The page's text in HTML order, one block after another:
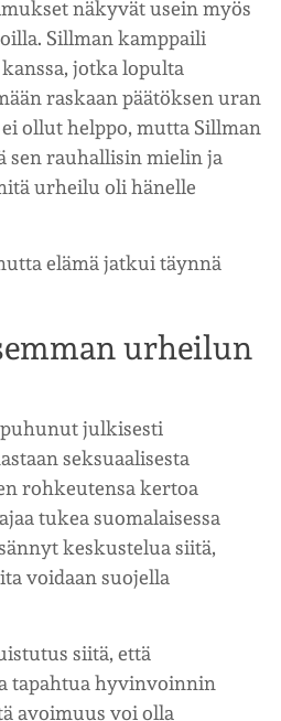
näkyvät usein myös
Sillman kamppaili
jotka lopulta
raskaan päätöksen uran
ollut helppo, mutta Sillman
sen rauhallisin mielin ja
urheilu oli hänelle
elämä jatkui täynnä
urheilun
julkisesti
seksuaalisesta
rohkeutensa kertoa
tukea suomalaisessa
keskustelua siitä,
voidaan suojella
siitä, että
tapahtua hyvinvoinnin
avoimuus voi olla